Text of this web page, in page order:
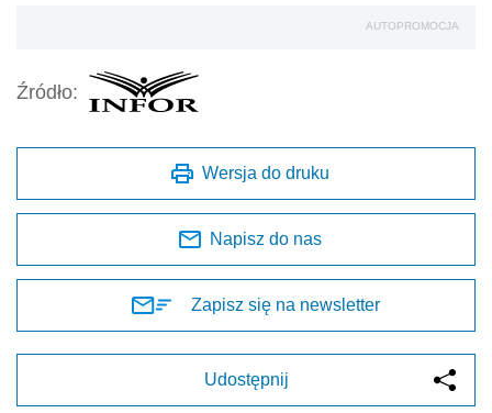
AUTOPROMOCJA
Źródło:
Wersja do druku
Napisz do nas
Zapisz się na newsletter
Udostępnij